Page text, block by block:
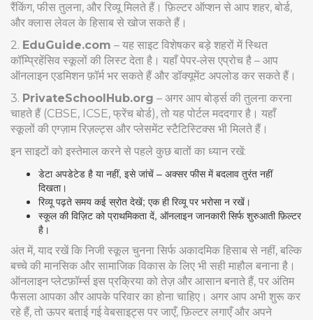
रैंकिंग, फीस तुलना, और रिव्यू मिलते हैं। फ़िल्टर ऑप्शन से आप शहर, बोर्ड,
और क्लास लेवल के हिसाब से खोज सकते हैं।
2. EduGuide.com – यह साइट विशेषकर बड़े शहरों में स्थित
कॉम्प्रिहेंसिव स्कूलों की लिस्ट देता है। यहाँ पेपर‑लेस एप्रोच है – आप
ऑनलाइन एडमिशन फ़ॉर्म भर सकते हैं और डॉक्यूमेंट अपलोड कर सकते हैं।
3. PrivateSchoolHub.org – अगर आप बोर्ड्स की तुलना करना
चाहते हैं (CBSE, ICSE, फ्रेंच बोर्ड), तो यह पोर्टल मददगार है। यहाँ
स्कूलों की एग्ज़ाम रिज़ल्ट्स और प्लेसमेंट स्टैटिस्टिक्स भी मिलते हैं।
इन साइटों को इस्तेमाल करने से पहले कुछ बातों का ध्यान रखें:
डेटा अपडेटेड है या नहीं, इसे जांचें – अक्सर फीस में बदलाव तुरंत नहीं
दिखता।
रिव्यू पढ़ते समय कई स्रोत देखें; एक ही रिव्यू पर भरोसा न रखें।
स्कूल की विज़िट को प्राथमिकता दें, ऑनलाइन जानकारी सिर्फ शुरुआती फ़िल्टर
है।
अंत में, याद रखें कि निजी स्कूल चुनना सिर्फ अकादमिक हिसाब से नहीं, बल्कि
बच्चे की मानसिक और सामाजिक विकास के लिए भी सही माहौल बनाना है।
ऑनलाइन प्लेटफ़ॉर्म्स इस प्रक्रिया को तेज़ और आसान बनाते हैं, पर अंतिम
फैसला आपका और आपके परिवार का होना चाहिए। अगर आप अभी शुरू कर
रहे हैं, तो ऊपर बताई गई वेबसाइट्स पर जाएँ, फ़िल्टर लगाएँ और अपने